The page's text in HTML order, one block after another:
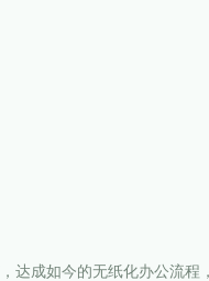
达成如今的无纸化办公流程